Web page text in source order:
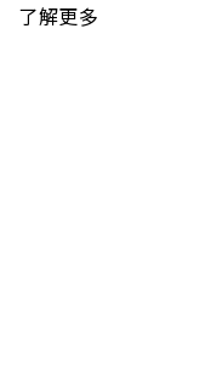
了解更多